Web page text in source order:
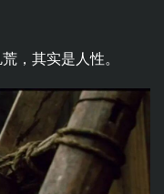
，其实是人性。